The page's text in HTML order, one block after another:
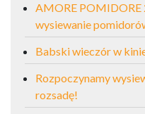
AMORE POMIDORE
wysiewanie
Babski wieczór w
Rozpoczynamy
rozsadę!